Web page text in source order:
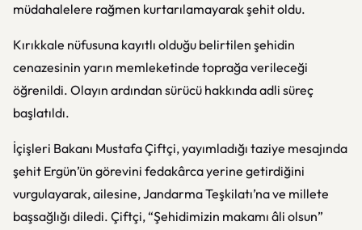
müdahalelere rağmen kurtarılamayarak şehit oldu.
Kırıkkale nüfusuna kayıtlı olduğu belirtilen şehidin
cenazesinin yarın memleketinde toprağa verileceği
öğrenildi. Olayın ardından sürücü hakkında adli süreç
başlatıldı.
İçişleri Bakanı Mustafa Çiftçi, yayımladığı taziye mesajında
şehit Ergün’ün görevini fedakârca yerine getirdiğini
vurgulayarak, ailesine, Jandarma Teşkilatı’na ve millete
başsağlığı diledi. Çiftçi, “Şehidimizin makamı âli olsun”